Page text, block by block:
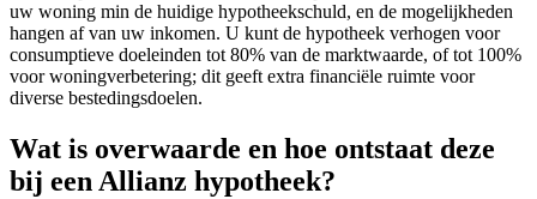
uw woning min de huidige hypotheekschuld, en de mogelijkheden
hangen af van uw inkomen. U kunt de hypotheek verhogen voor
consumptieve doeleinden tot 80% van de marktwaarde, of tot 100%
voor woningverbetering; dit geeft extra financiële ruimte voor
diverse bestedingsdoelen.
Wat is overwaarde en hoe ontstaat deze
bij een Allianz hypotheek?